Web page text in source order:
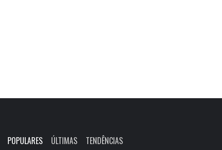
POPULARES ÚLTIMAS TENDÊNCIAS